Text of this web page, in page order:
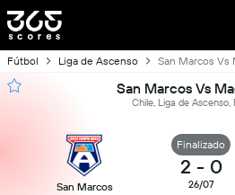
Fútbol Liga de Ascenso San Marcos Vs
San Marcos Vs
Chile, Liga de Ascenso,
San Marcos
Finalizado
2 - 0
26/07